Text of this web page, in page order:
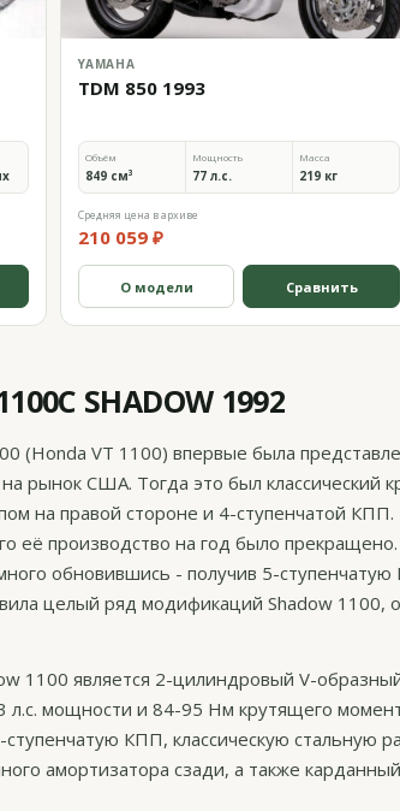
YAMAHA
TDM 850 1993
Объём
849 см³
Мощность
77 л.с.
Масса
219 кг
Средняя цена в архиве
210 059 ₽
О модели Сравнить
SHADOW 1992
(Honda VT 1100) впервые была
рынок США. Тогда это был классический
на правой стороне и 4-ступенчатой
её производство на год было
обновившись - получив 5-
целый ряд модификаций Shadow 1100,
1100 является 2-цилиндровый V-
мощности и 84-95 Нм крутящего
КПП, классическую стальную
амортизатора сзади, а также